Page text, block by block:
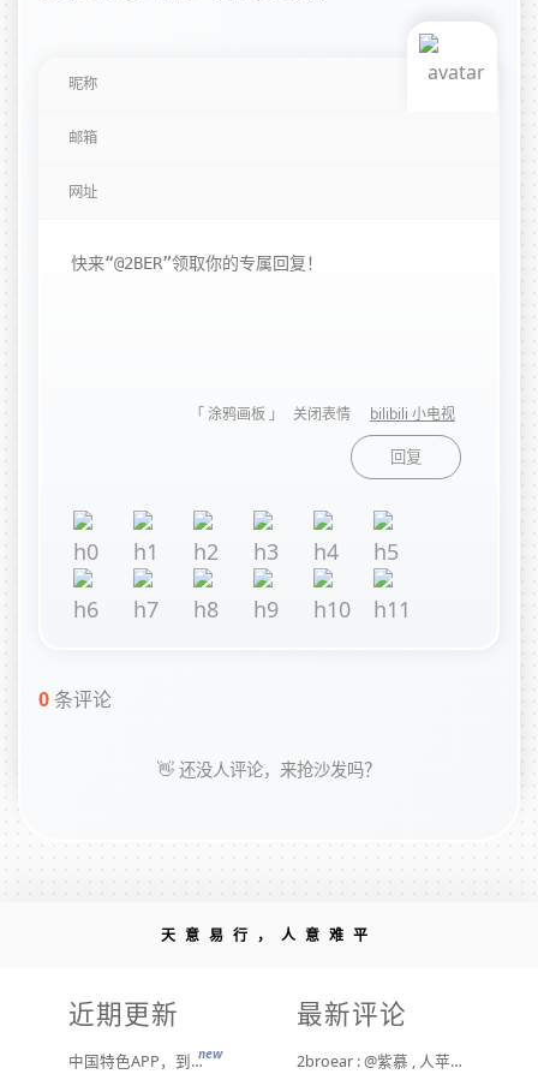
「 涂鸦画板 」 关闭表情 bilibili 小电视
回复
0条评论
👋 还没人评论，来抢沙发吗？
天意易行，人意难平
近期更新
中国特色APP，到底谁来治？new
最新评论
2broear : @紫慕 , 人苹果压根不靠这些下三滥手段挣钱，等等又要说我大清自有国情在此了😂..